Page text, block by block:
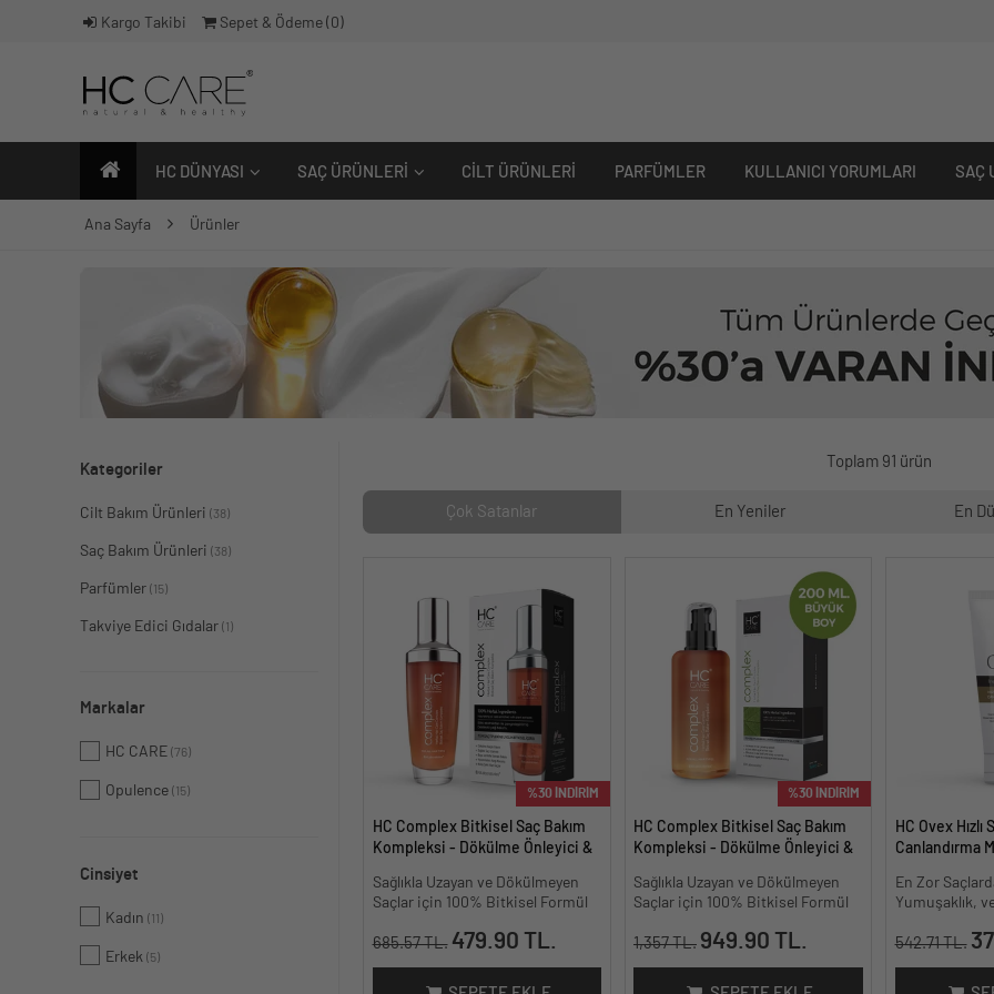
Kargo Takibi Sepet & Ödeme ( 0 )
HC DÜNYASI SAÇ ÜRÜNLERI CILT ÜRÜNLERI PARFÜMLER KULLANICI YORUMLARI SAÇ
Ana Sayfa Ürünler
Kategoriler
Cilt Bakım Ürünleri (38)
Saç Bakım Ürünleri (38)
Parfümler (15)
Takviye Edici Gıdalar (1)
Markalar
HC CARE (76)
Opulence (15)
Cinsiyet
Kadın (11)
Erkek (5)
Toplam 91 ürün
Çok Satanlar En Yeniler En
%30 İNDİRİM
HC Complex Bitkisel Saç Bakım
Kompleksi - Dökülme Önleyici &
100 ml
Sağlıkla Uzayan ve Dökülmeyen
Saçlar için 100% Bitkisel Formül
685.57 TL. 479.90 TL.
%30 İNDİRİM
HC Complex Bitkisel Saç Bakım
Kompleksi - Dökülme Önleyici &
200 ml.
Sağlıkla Uzayan ve Dökülmeyen
Saçlar için 100% Bitkisel Formül
1,357 TL. 949.90 TL.
HC Ovex
Canlandırma
En Zor
Yumuşaklık,
542.71 TL.